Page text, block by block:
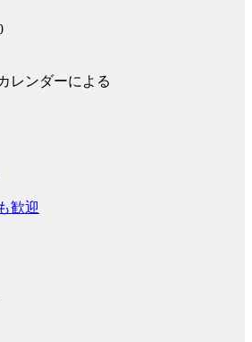
レンダーによる
歓迎